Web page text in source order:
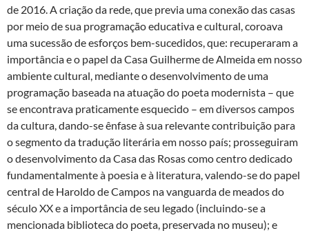
de 2016. A criação da rede, que previa uma conexão das casas
por meio de sua programação educativa e cultural, coroava
uma sucessão de esforços bem-sucedidos, que: recuperaram a
importância e o papel da Casa Guilherme de Almeida em nosso
ambiente cultural, mediante o desenvolvimento de uma
programação baseada na atuação do poeta modernista – que
se encontrava praticamente esquecido – em diversos campos
da cultura, dando-se ênfase à sua relevante contribuição para
o segmento da tradução literária em nosso país; prosseguiram
o desenvolvimento da Casa das Rosas como centro dedicado
fundamentalmente à poesia e à literatura, valendo-se do papel
central de Haroldo de Campos na vanguarda de meados do
século XX e a importância de seu legado (incluindo-se a
mencionada biblioteca do poeta, preservada no museu); e